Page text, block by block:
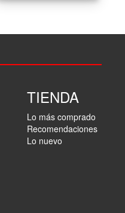
TIENDA
Lo más comprado
Recomendaciones
Lo nuevo